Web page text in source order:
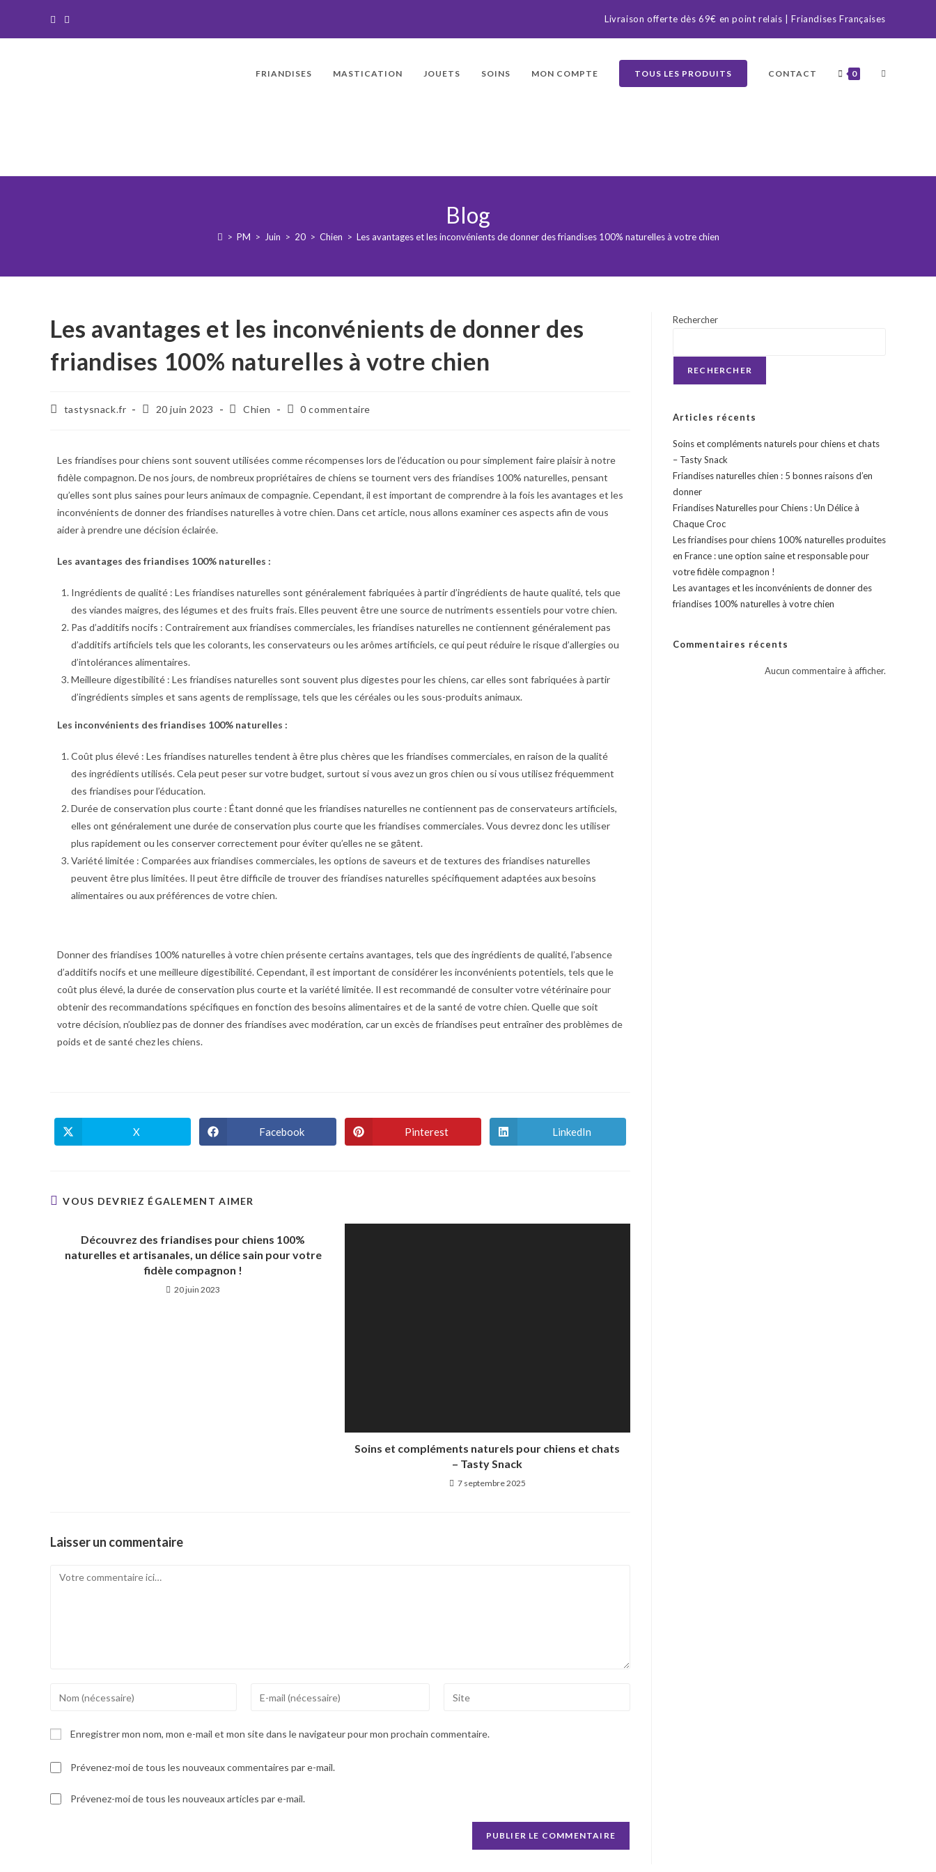
Livraison offerte dès 69€ en point relais | Friandises Françaises
FRIANDISES MASTICATION JOUETS SOINS MON COMPTE TOUS LES PRODUITS CONTACT 0
Blog
> PM > Juin > 20 > Chien > Les avantages et les inconvénients de donner des friandises 100% naturelles à votre chien
Les avantages et les inconvénients de donner des
friandises 100% naturelles à votre chien
tastysnack.fr 20 juin 2023 Chien 0 commentaire
Les friandises pour chiens sont souvent utilisées comme récompenses lors de l’éducation ou pour simplement faire plaisir à notre
fidèle compagnon. De nos jours, de nombreux propriétaires de chiens se tournent vers des friandises 100% naturelles, pensant
qu’elles sont plus saines pour leurs animaux de compagnie. Cependant, il est important de comprendre à la fois les avantages et les
inconvénients de donner des friandises naturelles à votre chien. Dans cet article, nous allons examiner ces aspects afin de vous
aider à prendre une décision éclairée.
Les avantages des friandises 100% naturelles :
Ingrédients de qualité : Les friandises naturelles sont généralement fabriquées à partir d’ingrédients de haute qualité, tels que
des viandes maigres, des légumes et des fruits frais. Elles peuvent être une source de nutriments essentiels pour votre chien.
Pas d’additifs nocifs : Contrairement aux friandises commerciales, les friandises naturelles ne contiennent généralement pas
d’additifs artificiels tels que les colorants, les conservateurs ou les arômes artificiels, ce qui peut réduire le risque d’allergies ou
d’intolérances alimentaires.
Meilleure digestibilité : Les friandises naturelles sont souvent plus digestes pour les chiens, car elles sont fabriquées à partir
d’ingrédients simples et sans agents de remplissage, tels que les céréales ou les sous-produits animaux.
Les inconvénients des friandises 100% naturelles :
Coût plus élevé : Les friandises naturelles tendent à être plus chères que les friandises commerciales, en raison de la qualité
des ingrédients utilisés. Cela peut peser sur votre budget, surtout si vous avez un gros chien ou si vous utilisez fréquemment
des friandises pour l’éducation.
Durée de conservation plus courte : Étant donné que les friandises naturelles ne contiennent pas de conservateurs artificiels,
elles ont généralement une durée de conservation plus courte que les friandises commerciales. Vous devrez donc les utiliser
plus rapidement ou les conserver correctement pour éviter qu’elles ne se gâtent.
Variété limitée : Comparées aux friandises commerciales, les options de saveurs et de textures des friandises naturelles
peuvent être plus limitées. Il peut être difficile de trouver des friandises naturelles spécifiquement adaptées aux besoins
alimentaires ou aux préférences de votre chien.
Donner des friandises 100% naturelles à votre chien présente certains avantages, tels que des ingrédients de qualité, l’absence
d’additifs nocifs et une meilleure digestibilité. Cependant, il est important de considérer les inconvénients potentiels, tels que le
coût plus élevé, la durée de conservation plus courte et la variété limitée. Il est recommandé de consulter votre vétérinaire pour
obtenir des recommandations spécifiques en fonction des besoins alimentaires et de la santé de votre chien. Quelle que soit
votre décision, n’oubliez pas de donner des friandises avec modération, car un excès de friandises peut entraîner des problèmes de
poids et de santé chez les chiens.
X Facebook Pinterest LinkedIn
VOUS DEVRIEZ ÉGALEMENT AIMER
Découvrez des friandises pour chiens 100%
naturelles et artisanales, un délice sain pour votre
fidèle compagnon !
20 juin 2023
Soins et compléments naturels pour chiens et chats
– Tasty Snack
7 septembre 2025
Laisser un commentaire
Enregistrer mon nom, mon e-mail et mon site dans le navigateur pour mon prochain commentaire.
Prévenez-moi de tous les nouveaux commentaires par e-mail.
Prévenez-moi de tous les nouveaux articles par e-mail.
Rechercher
RECHERCHER
Articles récents
Soins et compléments naturels pour chiens et chats
– Tasty Snack
Friandises naturelles chien : 5 bonnes raisons d’en
donner
Friandises Naturelles pour Chiens : Un Délice à
Chaque Croc
Les friandises pour chiens 100% naturelles produites
en France : une option saine et responsable pour
votre fidèle compagnon !
Les avantages et les inconvénients de donner des
friandises 100% naturelles à votre chien
Commentaires récents
Aucun commentaire à afficher.